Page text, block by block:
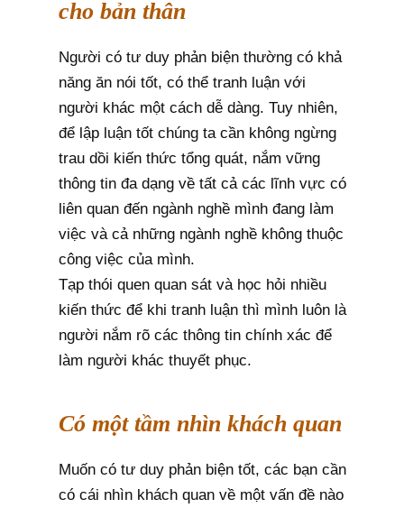
cho bản thân
Người có tư duy phản biện thường có khả
năng ăn nói tốt, có thể tranh luận với
người khác một cách dễ dàng. Tuy nhiên,
để lập luận tốt chúng ta cần không ngừng
trau dồi kiến thức tổng quát, nắm vững
thông tin đa dạng về tất cả các lĩnh vực có
liên quan đến ngành nghề mình đang làm
việc và cả những ngành nghề không thuộc
công việc của mình.
Tạp thói quen quan sát và học hỏi nhiều
kiến thức để khi tranh luận thì mình luôn là
người nắm rõ các thông tin chính xác để
làm người khác thuyết phục.
Có một tầm nhìn khách quan
Muốn có tư duy phản biện tốt, các bạn cần
có cái nhìn khách quan về một vấn đề nào